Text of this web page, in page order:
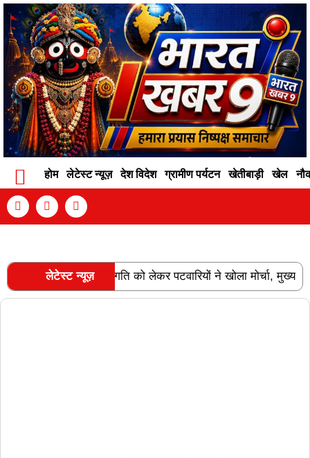
होम लेटेस्ट न्यूज़ देश विदेश ग्रामीण पर्यटन खेतीबाड़ी खेल
लेटेस्ट न्यूज़
और वेतन विसंगति को लेकर पटवारियों ने खोला मोर्चा, मुख्य सचिव को
RECENT POSTS